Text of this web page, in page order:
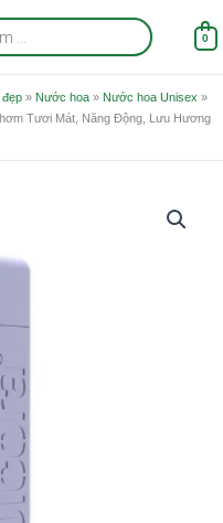
0
đẹp » Nước hoa » Nước hoa Unisex »
Tươi Mát, Năng Động, Lưu Hương